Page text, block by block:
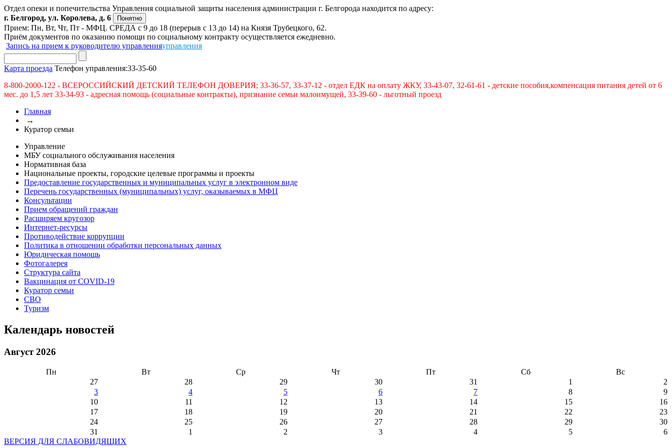
Отдел опеки и попечительства Управления социальной защиты населения администрации г. Белгорода находится по адресу:
г. Белгород, ул. Королева, д. 6
Понятно
Прием: Пн, Вт, Чт, Пт - МФЦ. СРЕДА с 9 до 18 (перерыв с 13 до 14) на Князя Трубецкого, 62.
Приём документов по оказанию помощи по социальному контракту осуществляется ежедневно.
Запись на прием к руководителю управленияуправления
Карта проезда Телефон управления:33-35-60
8-800-2000-122 - ВСЕРОССИЙСКИЙ ДЕТСКИЙ ТЕЛЕФОН ДОВЕРИЯ; 33-36-57, 33-37-12 - отдел ЕДК на оплату ЖКУ, 33-43-07, 32-61-61 - детские пособия,компенсация питания детей от 6
мес. до 1,5 лет 33-34-93 - адресная помощь (социальные контракты), признание семьи малоимущей, 33-39-60 - льготный проезд
Главная
→
Куратор семьи
Управление
МБУ социального обслуживания населения
Нормативная база
Национальные проекты, городские целевые программы и проекты
Предоставление государственных и муниципальных услуг в электронном виде
Перечень государственных (муниципальных) услуг, оказываемых в МФЦ
Консультации
Прием обращений граждан
Расширяем кругозор
Интернет-ресурсы
Противодействие коррупции
Политика в отношении обработки персональных данных
Юридическая помощь
Фотогалерея
Структура сайта
Вакцинация от COVID-19
Куратор семьи
СВО
Туризм
Календарь новостей
Август 2026
Пн Вт Ср Чт Пт Сб
Вс
27
28 29 30 31 1
2
3
4 5 6 7 8
9
10
11 12 13 14 15
16
17
18 19 20 21 22
23
24
25 26 27 28 29
30
31
1 2 3 4 5
6
ВЕРСИЯ ДЛЯ СЛАБОВИДЯЩИХ